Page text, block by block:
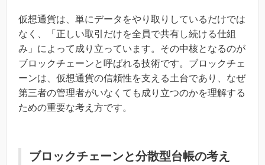
仮想通貨は、単にデータをやり取りしているだけでは
なく、「正しい取引だけを全員で共有し続ける仕組
み」によって成り立っています。その中核となるのが
ブロックチェーンと呼ばれる技術です。ブロックチェ
ーンは、仮想通貨の信頼性を支える土台であり、なぜ
第三者の管理者がいなくても成り立つのかを理解する
ための重要な考え方です。
ブロックチェーンと分散型台帳の考え